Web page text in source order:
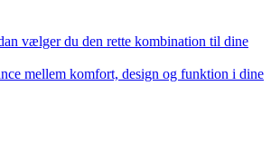
vælger du den rette kombination til dine
mellem komfort, design og funktion i dine